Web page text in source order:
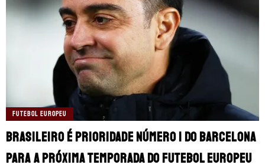
FUTEBOL EUROPEU
Brasileiro é prioridade número 1 do Barcelona
para a próxima temporada do futebol europeu